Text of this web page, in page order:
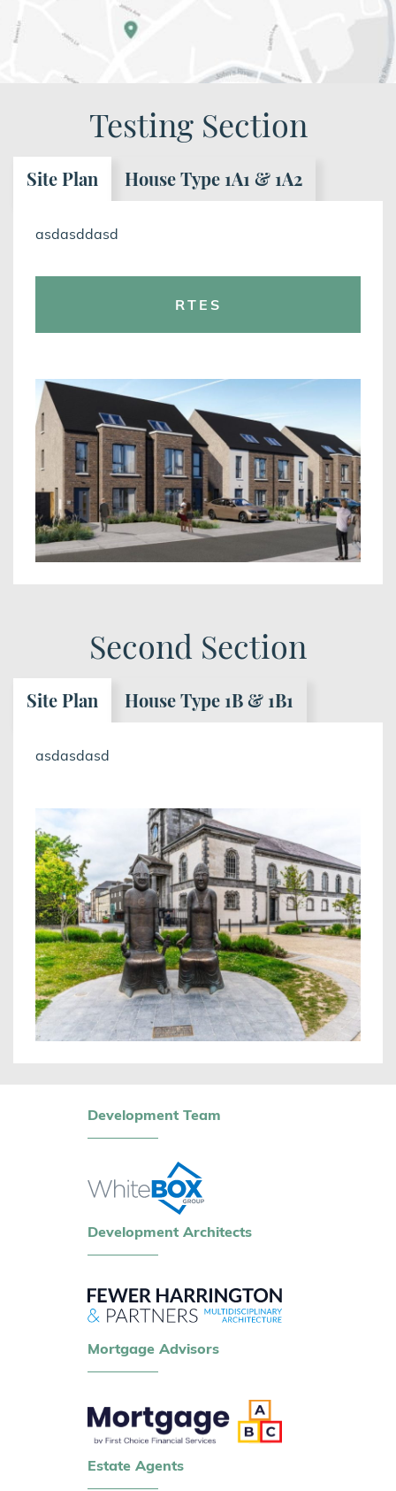
Testing Section
Site Plan House Type 1A1 & 1A2
asdasddasd
RTES
Second Section
Site Plan House Type 1B & 1B1
asdasdasd
Development Team
Development Architects
Mortgage Advisors
Estate Agents